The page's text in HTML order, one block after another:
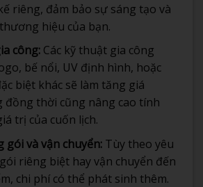
riêng, đảm bảo sự sáng tạo và
hiệu của bạn.
công:Các kỹ thuật gia công
bế nổi, UV định hình, hoặc
biệt khác sẽ làm tăng giá
đồng thời cũng nâng cao tính
trị của cuốn lịch.
gói và vận chuyển:Tùy theo yêu
riêng biệt hay vận chuyển đến
chi phí có thể phát sinh thêm.